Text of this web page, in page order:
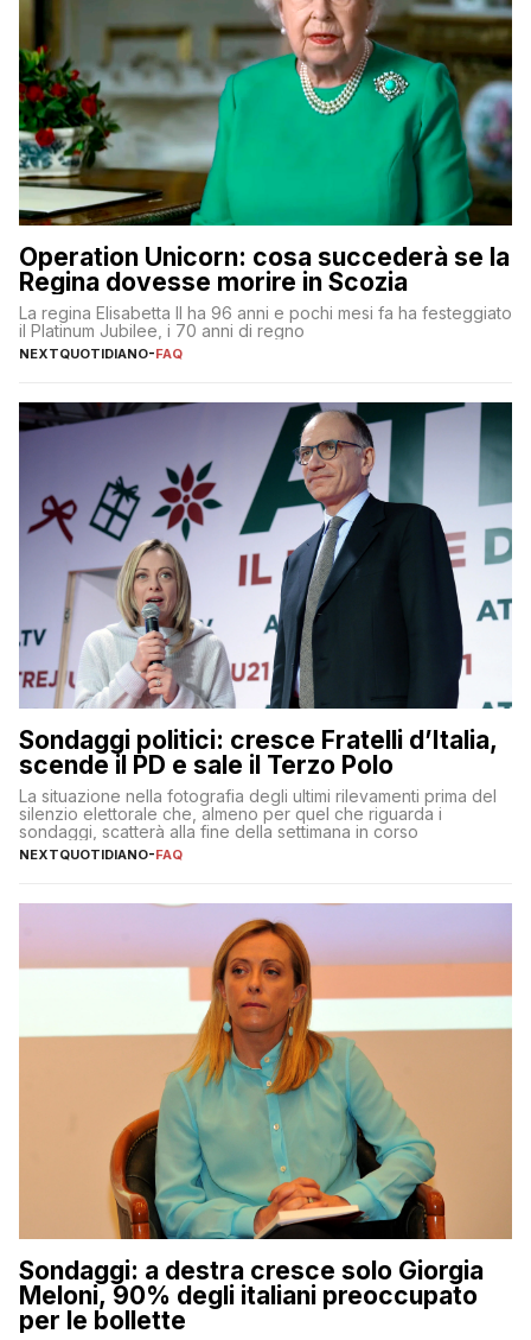
Operation Unicorn: cosa succederà se la
Regina dovesse morire in Scozia
La regina Elisabetta II ha 96 anni e pochi mesi fa ha festeggiato
il Platinum Jubilee, i 70 anni di regno
NEXTQUOTIDIANO-FAQ
Sondaggi politici: cresce Fratelli d’Italia,
scende il PD e sale il Terzo Polo
La situazione nella fotografia degli ultimi rilevamenti prima del
silenzio elettorale che, almeno per quel che riguarda i
sondaggi, scatterà alla fine della settimana in corso
NEXTQUOTIDIANO-FAQ
Sondaggi: a destra cresce solo Giorgia
Meloni, 90% degli italiani preoccupato
per le bollette